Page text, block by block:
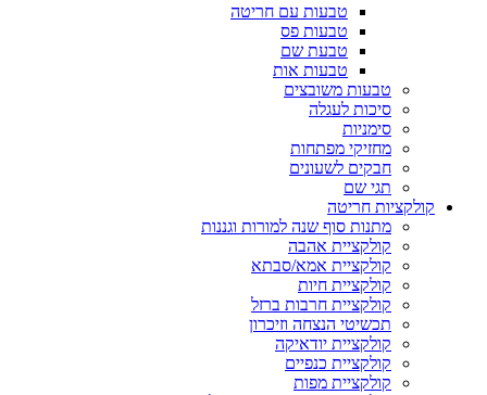
טבעות עם חריטה
טבעות פס
טבעת שם
טבעות אות
טבעות משובצים
סיכות לעגלה
סימניות
מחזיקי מפתחות
חבקים לשעונים
תגי שם
קולקציות חריטה
מתנות סוף שנה למורות וגננות
קולקציית אהבה
קולקציית אמא/סבתא
קולקציית חיות
קולקציית חרבות ברזל
תכשיטי הנצחה וזיכרון
קולקציית יודאיקה
קולקציית כנפיים
קולקציית מפות